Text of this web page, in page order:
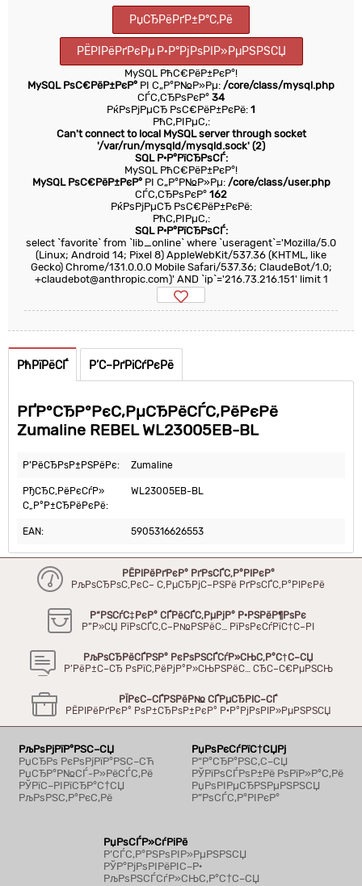
РџСЂРёРґР±Р°С‚Рё
РЁРІРёРґРєРµ Р·Р°РјРѕРІР»РµРЅРЅСЏ
MySQL РћС€РёР±РєР°!
MySQL РѕС€РёР±РєР° РІ С„Р°Р№Р»Рµ: /core/class/mysql.php
СЃС‚СЂРѕРєР° 34
РќРѕРјРµСЂ РѕС€РёР±РєРё: 1
РћС‚РІРµС‚:
Can't connect to local MySQL server through socket
'/var/run/mysqld/mysqld.sock' (2)
SQL Р·Р°РїСЂРѕСЃ:
MySQL РћС€РёР±РєР°!
MySQL РѕС€РёР±РєР°РІ С„Р°Р№Р»Рµ: /core/class/user.php
СЃС‚СЂРѕРєР° 162
РќРѕРјРµСЂ РѕС€РёР±РєРё:
РћС‚РІРµС‚:
SQL Р·Р°РїСЂРѕСЃ:
select `favorite` from `lib_online` where `useragent`='Mozilla/5.0
(Linux; Android 14; Pixel 8) AppleWebKit/537.36 (KHTML, like
Gecko) Chrome/131.0.0.0 Mobile Safari/537.36; ClaudeBot/1.0;
+claudebot@anthropic.com)' AND `ip`='216.73.216.151' limit 1
РћРїРёСЃ Р’С–РґРіСѓРєРё
РҐР°СЂР°РєС‚РµСЂРёСЃС‚РёРєРё
Zumaline REBEL WL23005EB-BL
Р’РёСЂРѕР±РЅРёРє: Zumaline
РђСЂС‚РёРєСѓР»
С„Р°Р±СЂРёРєРё:
WL23005EB-BL
EAN: 5905316626553
РЁРІРёРґРєР° РґРѕСЃС‚Р°РІРєР°
РљРѕСЂРѕС‚РєС– С‚РµСЂРјС–РЅРё РґРѕСЃС‚Р°РІРєРё
Р“РЅСѓС‡РєР° СЃРёСЃС‚РµРјР° Р·РЅРёР¶РѕРє
Р”Р»СЏ РїРѕСЃС‚С–Р№РЅРёС… РїРѕРєСѓРїС†С–РІ
РљРѕСЂРёСЃРЅР° РєРѕРЅСЃСѓР»СЊС‚Р°С†С–СЏ
Р’РёР±С–СЂ РѕРїС‚РёРјР°Р»СЊРЅРёС… СЂС–С€РµРЅСЊ
РЇРєС–СЃРЅРёР№ СЃРµСЂРІС–СЃ
РЁРІРёРґРєР° РѕР±СЂРѕР±РєР° Р·Р°РјРѕРІР»РµРЅРЅСЏ
РљРѕРјРїР°РЅС–СЏ
РџСЂРѕ РєРѕРјРїР°РЅС–СЋ
РџСЂР°Р№СЃ-Р»РёСЃС‚Рё
РЎРїС–РІРїСЂР°С†СЏ
РљРѕРЅС‚Р°РєС‚Рё
РџРѕРєСѓРїС†СЏРј
Р“Р°СЂР°РЅС‚С–СЏ
РЎРїРѕСЃРѕР±Рё РѕРїР»Р°С‚Рё
РџРѕРІРµСЂРЅРµРЅРЅСЏ
Р”РѕСЃС‚Р°РІРєР°
РџРѕСЃР»СѓРіРё
Р’СЃС‚Р°РЅРѕРІР»РµРЅРЅСЏ
РЎР°РјРѕРІРёРІС–Р·
РљРѕРЅСЃСѓР»СЊС‚Р°С†С–СЏ